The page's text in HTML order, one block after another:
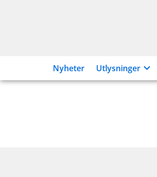
Nyheter Utlysninger